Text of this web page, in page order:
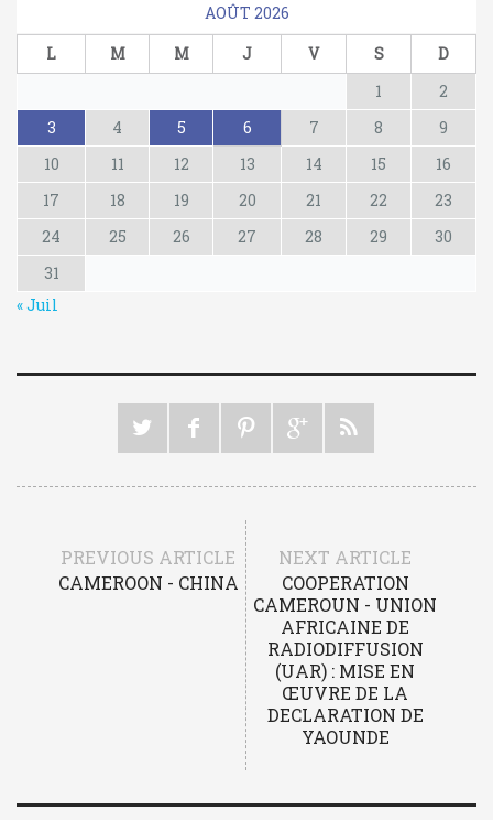
AOÛT 2026
L
M M J V S
D
1
2
3
4 5 6 7 8
9
10
11 12 13 14 15
16
17
18 19 20 21 22
23
24
25 26 27 28 29
30
31
« Juil
PREVIOUS ARTICLE
CAMEROON - CHINA
NEXT ARTICLE
COOPERATION
CAMEROUN - UNION
AFRICAINE DE
RADIODIFFUSION
(UAR) : MISE EN
ŒUVRE DE LA
DECLARATION DE
YAOUNDE